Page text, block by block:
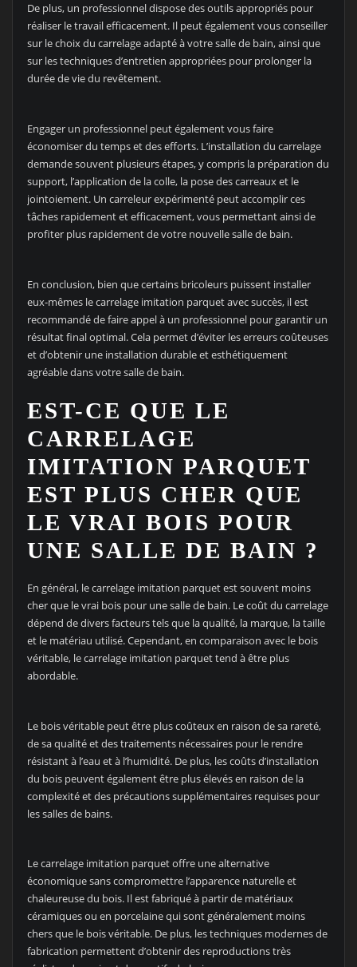
De plus, un professionnel dispose des outils appropriés pour
réaliser le travail efficacement. Il peut également vous conseiller
sur le choix du carrelage adapté à votre salle de bain, ainsi que
sur les techniques d’entretien appropriées pour prolonger la
durée de vie du revêtement.
Engager un professionnel peut également vous faire
économiser du temps et des efforts. L’installation du carrelage
demande souvent plusieurs étapes, y compris la préparation du
support, l’application de la colle, la pose des carreaux et le
jointoiement. Un carreleur expérimenté peut accomplir ces
tâches rapidement et efficacement, vous permettant ainsi de
profiter plus rapidement de votre nouvelle salle de bain.
En conclusion, bien que certains bricoleurs puissent installer
eux-mêmes le carrelage imitation parquet avec succès, il est
recommandé de faire appel à un professionnel pour garantir un
résultat final optimal. Cela permet d’éviter les erreurs coûteuses
et d’obtenir une installation durable et esthétiquement
agréable dans votre salle de bain.
EST-CE QUE LE
CARRELAGE
IMITATION PARQUET
EST PLUS CHER QUE
LE VRAI BOIS POUR
UNE SALLE DE BAIN ?
En général, le carrelage imitation parquet est souvent moins
cher que le vrai bois pour une salle de bain. Le coût du carrelage
dépend de divers facteurs tels que la qualité, la marque, la taille
et le matériau utilisé. Cependant, en comparaison avec le bois
véritable, le carrelage imitation parquet tend à être plus
abordable.
Le bois véritable peut être plus coûteux en raison de sa rareté,
de sa qualité et des traitements nécessaires pour le rendre
résistant à l’eau et à l’humidité. De plus, les coûts d’installation
du bois peuvent également être plus élevés en raison de la
complexité et des précautions supplémentaires requises pour
les salles de bains.
Le carrelage imitation parquet offre une alternative
économique sans compromettre l’apparence naturelle et
chaleureuse du bois. Il est fabriqué à partir de matériaux
céramiques ou en porcelaine qui sont généralement moins
chers que le bois véritable. De plus, les techniques modernes de
fabrication permettent d’obtenir des reproductions très